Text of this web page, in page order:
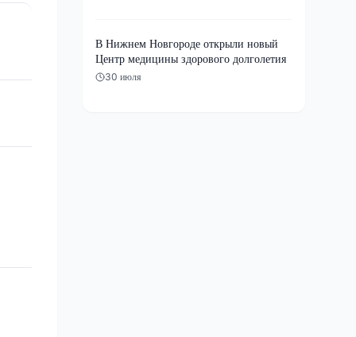
В Нижнем Новгороде открыли новый
Центр медицины здорового долголетия
30 июля